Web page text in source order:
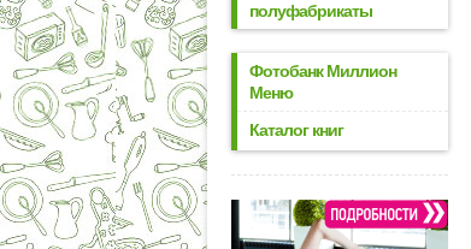
полуфабрикаты
Фотобанк Миллион
Меню
Каталог книг